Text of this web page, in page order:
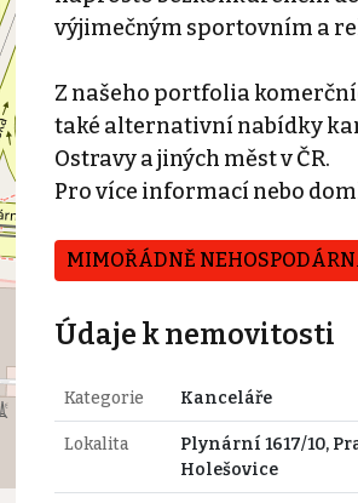
výjimečným sportovním a
Z našeho portfolia
také alternativní nabídky
Ostravy a jiných měst v ČR.
Pro více informací nebo
MIMOŘÁDNĚ
Údaje k nemovitosti
Kategorie Kanceláře
Lokalita
Plynární 1617/10,
Holešovice